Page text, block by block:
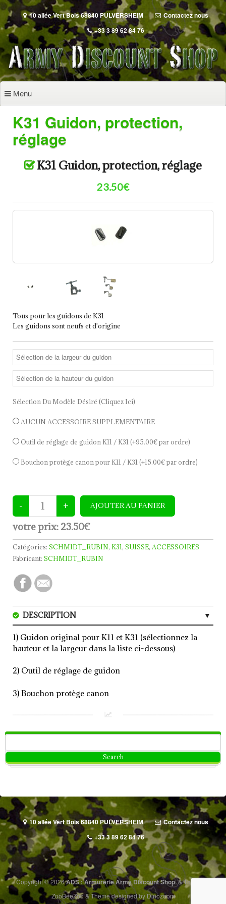
Aller
au
contenu
principal
10 allée Vert Bois 68840 PULVERSHEIM
Contactez nous
+33 3 89 62 84 76
Menu
K31 Guidon, protection,
réglage
K31 Guidon, protection, réglage
23.50€
Tous pour les guidons de K31
Les guidons sont neufs et d'origine
Sélection Du Modèle Désiré (cliquez Ici)
AUCUN ACCESSOIRE SUPPLEMENTAIRE
Outil de réglage de guidon K11 / K31 (+95.00€ par ordre)
Bouchon protège canon pour K11 / K31 (+15.00€ par ordre)
votre prix: 23.50€
Catégories: SCHMIDT_RUBIN, K31, SUISSE, ACCESSOIRES
Fabricant: SCHMIDT_RUBIN
DESCRIPTION
1) Guidon original pour K11 et K31 (sélectionnez la
hauteur et la largeur dans la liste ci-dessous)
2) Outil de réglage de guidon
3) Bouchon protège canon
10 allée Vert Bois 68840 PULVERSHEIM
Contactez nous
+33 3 89 62 84 76
Copyright © 2026ADS : Armurerie Army Discount Shop.&Thanks to
ZooBeeZoo&Theme designed by Dinozoom